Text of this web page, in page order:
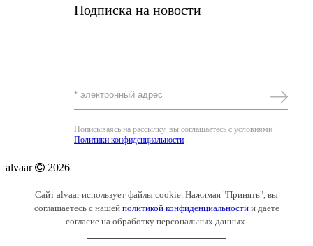
Подписка на новости
Пописываясь на рассылку, вы соглашаетесь с условиями
Политики конфиденциальности
alvaar 2026
Сайт alvaar использует файлы cookie. Нажимая "Принять", вы
соглашаетесь с нашей политикой конфиденциальностии даете
согласие на обработку персональных данных.